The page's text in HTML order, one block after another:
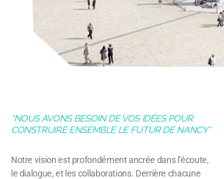
“NOUS AVONS BESOIN DE VOS IDÉES POUR
CONSTRUIRE ENSEMBLE LE FUTUR DE NANCY“
Notre vision est profondément ancrée dans l’écoute,
le dialogue, et les collaborations. Derrière chacune